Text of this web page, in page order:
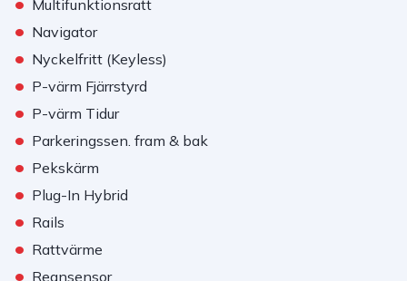
Multifunktionsratt
• Navigator
• Nyckelfritt (Keyless)
• P-värm Fjärrstyrd
• P-värm Tidur
• Parkeringssen. fram & bak
• Pekskärm
• Plug-In Hybrid
• Rails
• Rattvärme
• Regnsensor